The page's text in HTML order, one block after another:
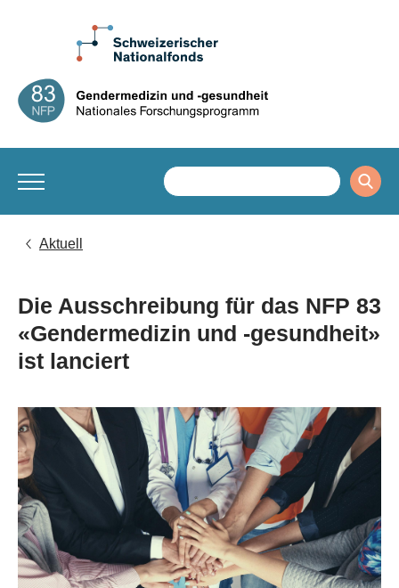
Aktuell
Die Ausschreibung für das NFP 83
«Gendermedizin und -gesundheit»
ist lanciert